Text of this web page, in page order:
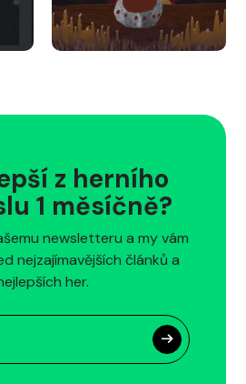
z herního
1 měsíčně?
newsletteru a my vám
nejzajímavějších článků a
her.